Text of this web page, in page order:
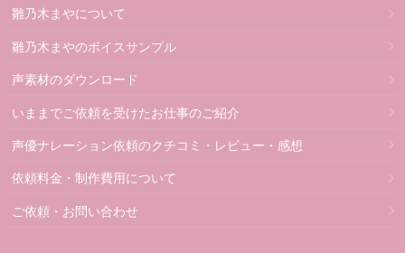
雛乃木まやについて
雛乃木まやのボイスサンプル
声素材のダウンロード
いままでご依頼を受けたお仕事のご紹介
声優ナレーション依頼のクチコミ・レビュー・感想
依頼料金・制作費用について
ご依頼・お問い合わせ